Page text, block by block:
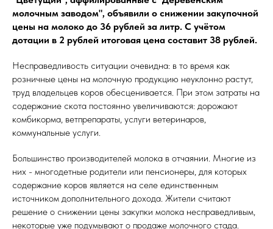
молочным заводом", объявили о снижении закупочной
цены на молоко до 36 рублей за литр. С учётом
дотации в 2 рублей итоговая цена составит 38 рублей.
Несправедливость ситуации очевидна: в то время как
розничные цены на молочную продукцию неуклонно растут,
труд владельцев коров обесценивается. При этом затраты на
содержание скота постоянно увеличиваются: дорожают
комбикорма, ветпрепараты, услуги ветеринаров,
коммунальные услуги.
Большинство производителей молока в отчаянии. Многие из
них - многодетные родители или пенсионеры, для которых
содержание коров является на селе единственным
источником дополнительного дохода. Жители считают
решение о снижении цены закупки молока несправедливым,
некоторые уже подумывают о продаже молочного стада.